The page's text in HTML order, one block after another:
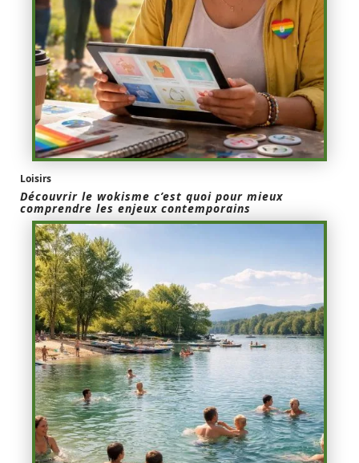
Loisirs
Découvrir le wokisme c’est quoi pour mieux
comprendre les enjeux contemporains